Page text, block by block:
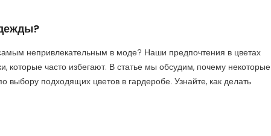
непривлекательным в моде? Наши предпочтения в цветах
которые часто избегают. В статье мы обсудим, почему некоторые
выбору подходящих цветов в гардеробе. Узнайте, как делать